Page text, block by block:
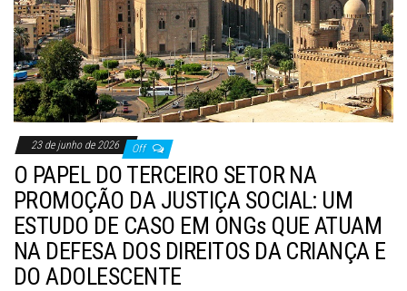
23 de junho de 2026 Off
O PAPEL DO TERCEIRO SETOR NA
PROMOÇÃO DA JUSTIÇA SOCIAL: UM
ESTUDO DE CASO EM ONGs QUE ATUAM
NA DEFESA DOS DIREITOS DA CRIANÇA E
DO ADOLESCENTE